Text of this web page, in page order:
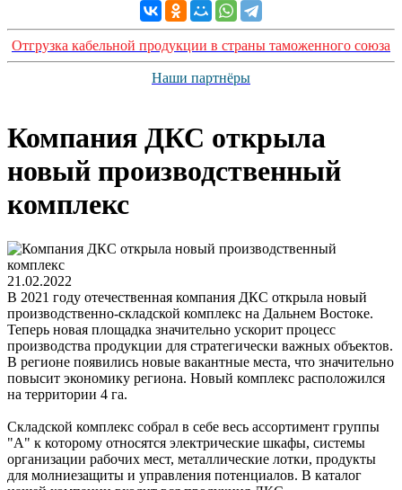
Отгрузка кабельной продукции в страны таможенного союза
Наши партнёры
Компания ДКС открыла
новый производственный
комплекс
21.02.2022
В 2021 году отечественная компания ДКС открыла новый
производственно-складской комплекс на Дальнем Востоке.
Теперь новая площадка значительно ускорит процесс
производства продукции для стратегически важных объектов.
В регионе появились новые вакантные места, что значительно
повысит экономику региона. Новый комплекс расположился
на территории 4 га.
Складской комплекс собрал в себе весь ассортимент группы
"А" к которому относятся электрические шкафы, системы
организации рабочих мест, металлические лотки, продукты
для молниезащиты и управления потенциалов. В каталог